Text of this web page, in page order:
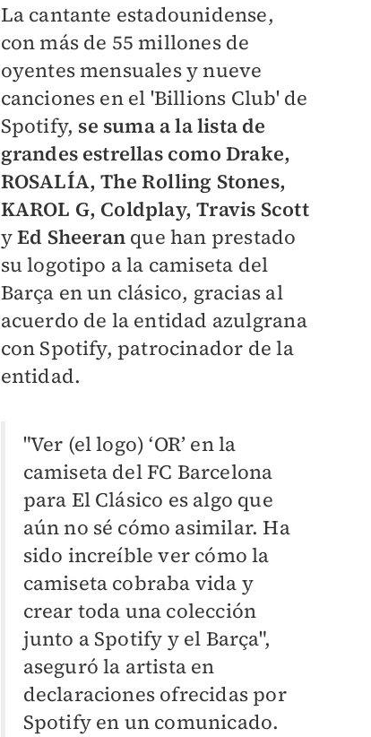
La cantante estadounidense,
con más de 55 millones de
oyentes mensuales y nueve
canciones en el 'Billions Club' de
Spotify, se suma a la lista de
grandes estrellas como Drake,
ROSALÍA, The Rolling Stones,
KAROL G, Coldplay, Travis Scott
yEd Sheeranque han prestado
su logotipo a la camiseta del
Barça en un clásico, gracias al
acuerdo de la entidad azulgrana
con Spotify, patrocinador de la
entidad.
"Ver (el logo) ‘OR’ en la
camiseta del FC Barcelona
para El Clásico es algo que
aún no sé cómo asimilar. Ha
sido increíble ver cómo la
camiseta cobraba vida y
crear toda una colección
junto a Spotify y el Barça",
aseguró la artista en
declaraciones ofrecidas por
Spotify en un comunicado.